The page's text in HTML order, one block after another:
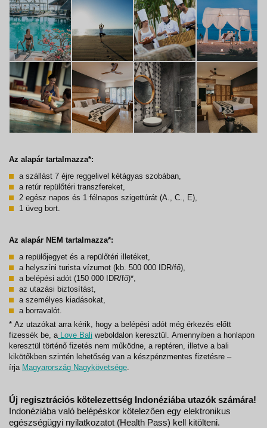
Az alapár tartalmazza*:
a szállást 7 éjre reggelivel kétágyas szobában,
a retúr repülőtéri transzfereket,
2 egész napos és 1 félnapos szigettúrát (A., C., E),
1 üveg bort.
Az alapár NEM tartalmazza*:
a repülőjegyet és a repülőtéri illetéket,
a helyszíni turista vízumot (kb. 500 000 IDR/fő),
a belépési adót (150 000 IDR/fő)*,
az utazási biztosítást,
a személyes kiadásokat,
a borravalót.
* Az utazókat arra kérik, hogy a belépési adót még érkezés előtt
fizessék be, aLove Bali weboldalon keresztül. Amennyiben a honlapon
keresztül történő fizetés nem működne, a reptéren, illetve a bali
kikötőkben szintén lehetőség van a készpénzmentes fizetésre –
írja Magyarország Nagykövetsége.
Új regisztrációs kötelezettség I ndonéziába utazók számára!
Indonéziába való belépéskor kötelezően egy elektronikus
egészségügyi nyilatkozatot (Health Pass) kell kitölteni.